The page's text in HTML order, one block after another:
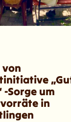
von
-Sorge um
in